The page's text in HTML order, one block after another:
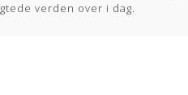
verden over i dag.